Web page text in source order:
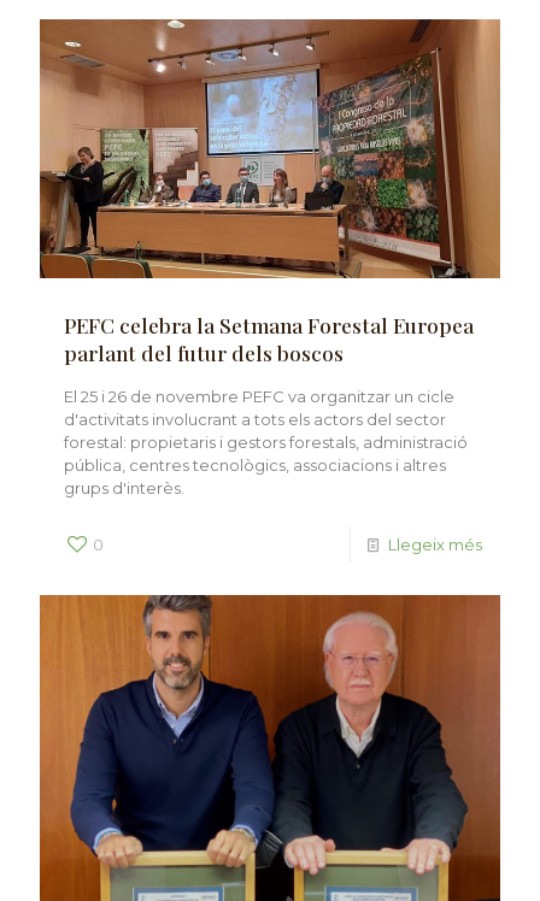
PEFC celebra la Setmana Forestal Europea
parlant del futur dels boscos
El 25 i 26 de novembre PEFC va organitzar un cicle
d'activitats involucrant a tots els actors del sector
forestal: propietaris i gestors forestals, administració
pública, centres tecnològics, associacions i altres
grups d'interès.
0 Llegeix més